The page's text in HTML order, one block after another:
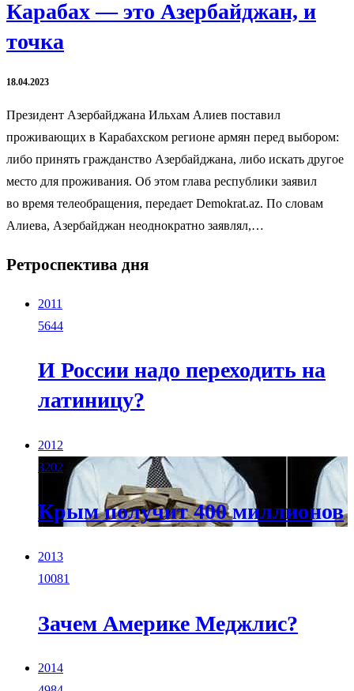
Карабах — это Азербайджан, и
точка
18.04.2023
Президент Азербайджана Ильхам Алиев поставил
проживающих в Карабахском регионе армян перед выбором:
либо принять гражданство Азербайджана, либо искать другое
место для проживания. Об этом глава республики заявил
во время телеобращения, передает Demokrat.az. По словам
Алиева, Азербайджан неоднократно заявлял,…
Ретроспектива дня
2011
5644
И России надо переходить на
латиницу?
2012
3202
Крым получит 400 миллионов
2013
10081
Зачем Америке Меджлис?
2014